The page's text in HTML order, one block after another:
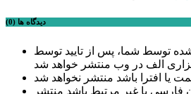
دیدگاه ها (0)
توسط شما، پس از تایید توسط
فارسی یا غیر مرتبط باشد منتشر